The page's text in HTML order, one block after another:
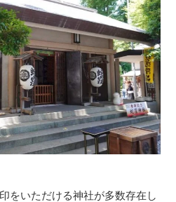
をいただける神社が多数存在し